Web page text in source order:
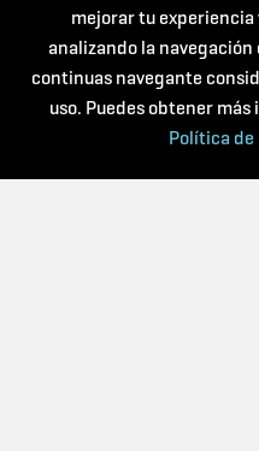
Tel.
Política
Política
mejorar tu experiencia
analizando la
continuas navegante
uso. Puedes obtener
Política de